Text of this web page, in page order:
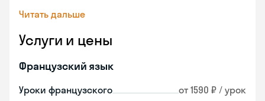
Читать дальше
Услуги и цены
Французский язык
Уроки французского от 1590 ₽ / урок